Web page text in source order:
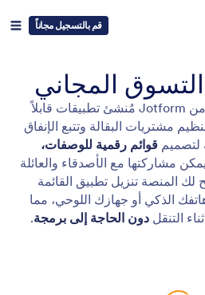
قم بالتسجيل مجاناً
المجاني
يُعد صانع قوائم التسوق من Jotform مُنشئ تطبيقات قابلاً
مشتريات البقالة وتتبع الإنفاق
لتصميم قوائم رقمية للوصفات،
مشاركتها مع الأصدقاء والعائلة
المنصة تنزيل تطبيق القائمة
الذكي أو جهازك اللوحي، مما
التنقل دون الحاجة إلى برمجة.